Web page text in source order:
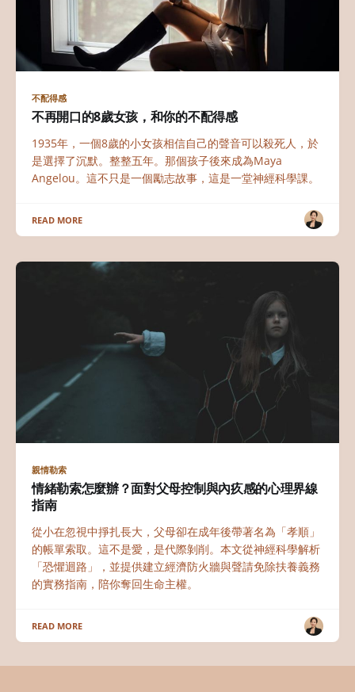
不配得感
不再開口的8歲女孩，和你的不配得感
1935年，一個8歲的小女孩相信自己的聲音可以殺死人，於
是選擇了沉默。整整五年。那個孩子後來成為Maya
Angelou。這不只是一個勵志故事，這是一堂神經科學課。
READ MORE
親情勒索
情緒勒索怎麼辦？面對父母控制與內疚感的心理界線
指南
從小在忽視中掙扎長大，父母卻在成年後帶著名為「孝順」
的帳單索取。這不是愛，是代際剝削。本文從神經科學解析
「恐懼迴路」，並提供建立經濟防火牆與聲請免除扶養義務
的實務指南，陪你奪回生命主權。
READ MORE